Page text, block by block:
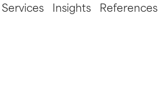
Services Insights References